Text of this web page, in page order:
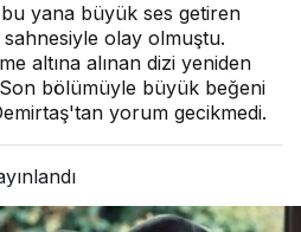
bu yana büyük ses getiren
sahnesiyle olay olmuştu.
altına alınan dizi yeniden
Son bölümüyle büyük beğeni
yorum gecikmedi.